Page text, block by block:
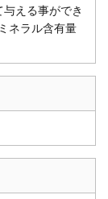
える事ができ
ネラル含有量